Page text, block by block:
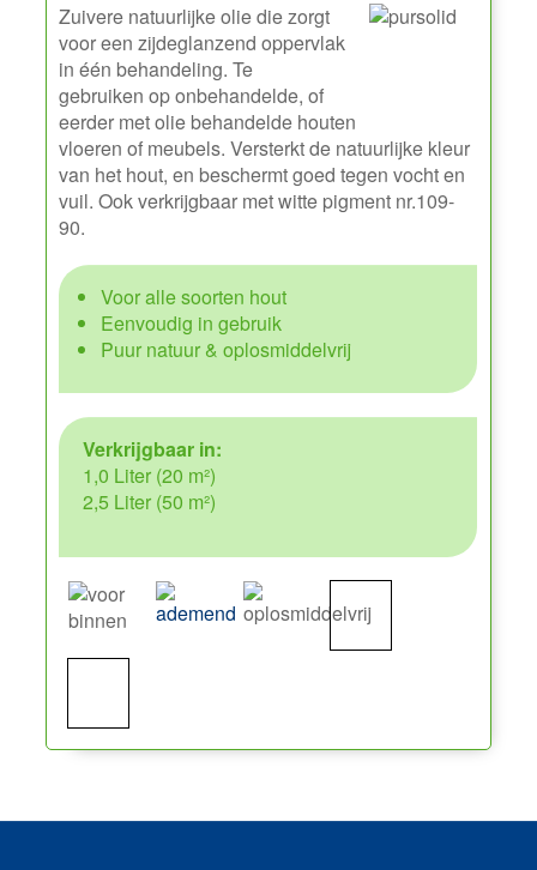
Zuivere natuurlijke olie die zorgt
voor een zijdeglanzend oppervlak
in één behandeling. Te
gebruiken op onbehandelde, of
eerder met olie behandelde houten
vloeren of meubels. Versterkt de natuurlijke kleur
van het hout, en beschermt goed tegen vocht en
vuil. Ook verkrijgbaar met witte pigment nr.109-
90.
Voor alle soorten hout
Eenvoudig in gebruik
Puur natuur & oplosmiddelvrij
Verkrijgbaar in:
1,0 Liter (20 m²)
2,5 Liter (50 m²)